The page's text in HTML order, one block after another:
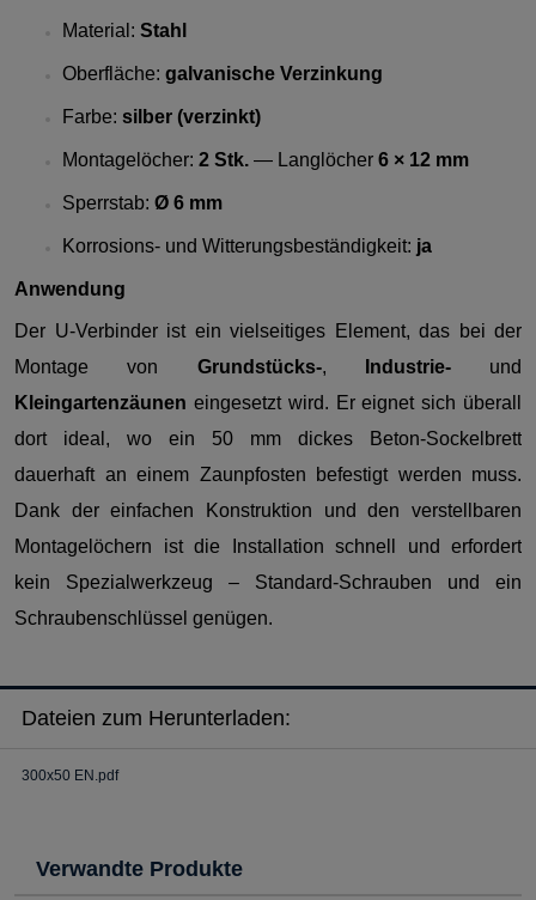
Material: Stahl
Oberfläche: galvanische Verzinkung
Farbe: silber (verzinkt)
Montagelöcher: 2 Stk. — Langlöcher 6 × 12 mm
Sperrstab: Ø 6 mm
Korrosions- und Witterungsbeständigkeit: ja
Anwendung
Der U-Verbinder ist ein vielseitiges Element, das bei der
Montage von Grundstücks-, Industrie-und
Kleingartenzäunen eingesetzt wird. Er eignet sich überall
dort ideal, wo ein 50 mm dickes Beton-Sockelbrett
dauerhaft an einem Zaunpfosten befestigt werden muss.
Dank der einfachen Konstruktion und den verstellbaren
Montagelöchern ist die Installation schnell und erfordert
kein Spezialwerkzeug – Standard-Schrauben und ein
Schraubenschlüssel genügen.
Dateien zum Herunterladen:
300x50 EN.pdf
Verwandte Produkte